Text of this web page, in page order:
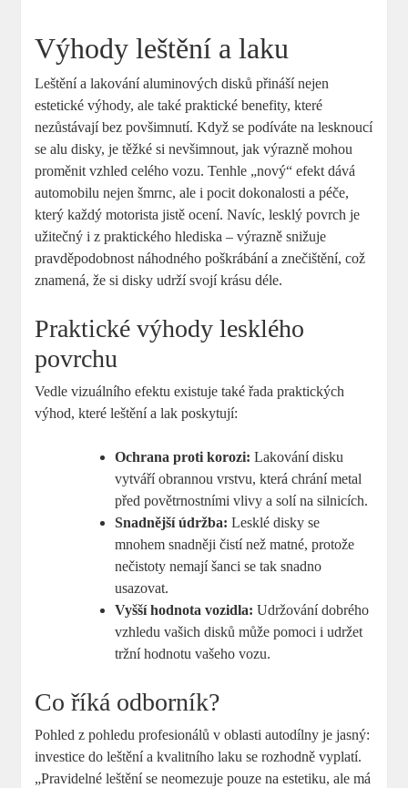
Výhody leštění a laku
Leštění a lakování aluminových disků přináší nejen
estetické výhody, ale také praktické benefity, které
nezůstávají bez povšimnutí. Když se podíváte na lesknoucí
se alu disky, je těžké si nevšimnout, jak výrazně mohou
proměnit vzhled celého vozu. Tenhle „nový“ efekt dává
automobilu nejen šmrnc, ale i pocit dokonalosti a péče,
který každý motorista jistě ocení. Navíc, lesklý povrch je
užitečný i z praktického hlediska – výrazně snižuje
pravděpodobnost náhodného poškrábání a znečištění, což
znamená, že si disky udrží svojí krásu déle.
Praktické výhody lesklého
povrchu
Vedle vizuálního efektu existuje také řada praktických
výhod, které leštění a lak poskytují:
Ochrana proti korozi: Lakování disku
vytváří obrannou vrstvu, která chrání metal
před povětrnostními vlivy a solí na silnicích.
Snadnější údržba: Lesklé disky se
mnohem snadněji čistí než matné, protože
nečistoty nemají šanci se tak snadno
usazovat.
Vyšší hodnota vozidla: Udržování dobrého
vzhledu vašich disků může pomoci i udržet
tržní hodnotu vašeho vozu.
Co říká odborník?
Pohled z pohledu profesionálů v oblasti autodílny je jasný:
investice do leštění a kvalitního laku se rozhodně vyplatí.
„Pravidelné leštění se neomezuje pouze na estetiku, ale má